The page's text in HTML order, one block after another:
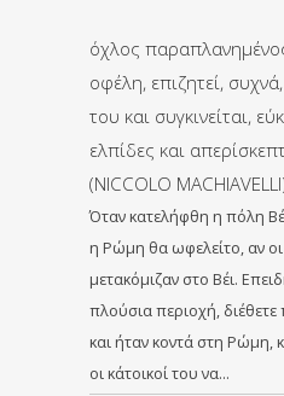
όχλος
οφέλη, επιζητεί,
του και συγκινείται,
ελπίδες και
(NICCOLO
Όταν κατελήφθη η πόλη
η Ρώμη θα ωφελείτο, αν οι
μετακόμιζαν στο Βέι.
πλούσια περιοχή,
και ήταν κοντά στη Ρώμη,
οι κάτοικοί του να…